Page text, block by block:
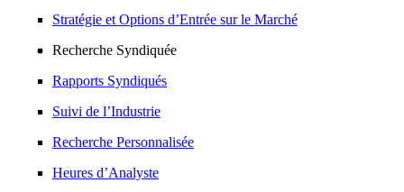
Stratégie et Options d’Entrée sur le Marché
Recherche Syndiquée
Rapports Syndiqués
Suivi de l’Industrie
Recherche Personnalisée
Heures d’Analyste